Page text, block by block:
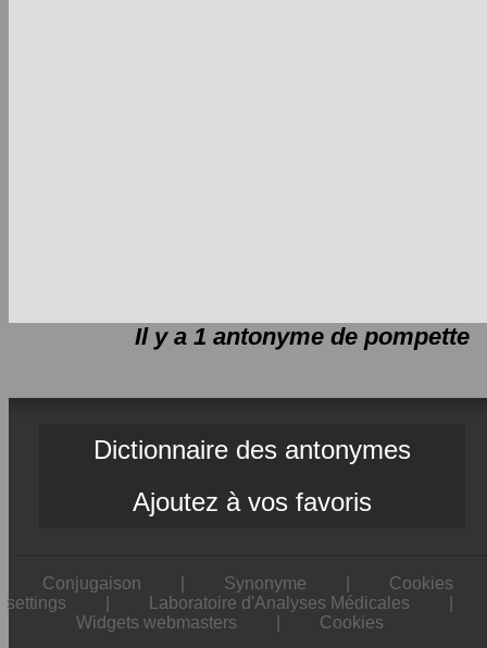
Il y a 1 antonyme de pompette
Dictionnaire des antonymes
Ajoutez à vos favoris
Conjugaison Synonyme
Cookies
settings
Laboratoire d'Analyses Médicales
Widgets webmasters
Cookies